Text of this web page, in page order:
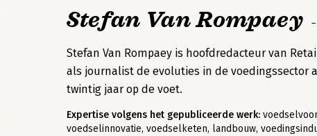
Stefan Van Rompaey
Stefan Van Rompaey is hoofdredacteur van
als journalist de evoluties in de voedingssector
twintig jaar op de voet.
Expertise volgens het gepubliceerde werk:
voedselinnovatie, voedselketen, landbouw,